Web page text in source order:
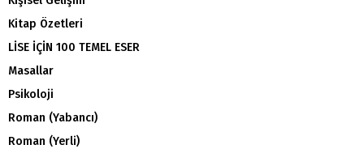
Kitap Özetleri
LİSE İÇİN 100 TEMEL ESER
Masallar
Psikoloji
Roman (Yabancı)
Roman (Yerli)